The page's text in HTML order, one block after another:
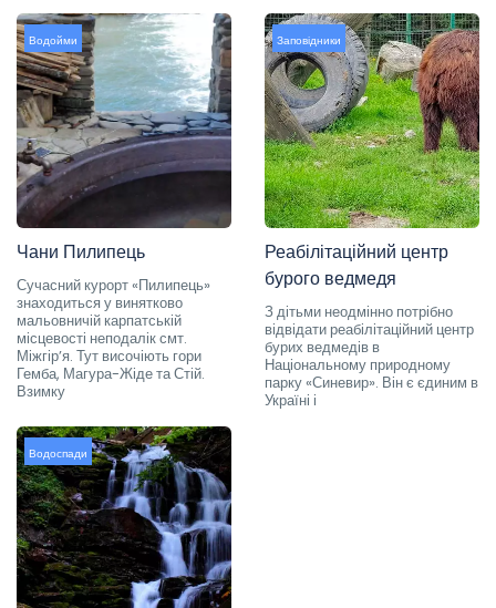
Водойми
Чани Пилипець
Сучасний курорт «Пилипець»
знаходиться у винятково
мальовничій карпатській
місцевості неподалік смт.
Міжгір’я. Тут височіють гори
Гемба, Магура-Жіде та Стій.
Взимку
Заповідники
Реабілітаційний центр
бурого ведмедя
З дітьми неодмінно потрібно
відвідати реабілітаційний центр
бурих ведмедів в
Національному природному
парку «Синевир». Він є єдиним в
Україні і
Водоспади